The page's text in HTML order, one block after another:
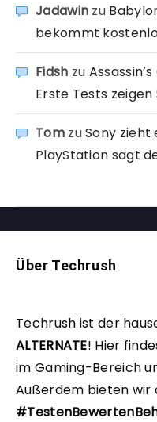
Jadawin zu
bekommt
Fidsh zu
Erste Tests
TomzuSony zieht
PlayStation sagt
Über Techrush
Techrush ist der
ALTERNATE! Hier
im Gaming-Bereich
Außerdem bieten wir